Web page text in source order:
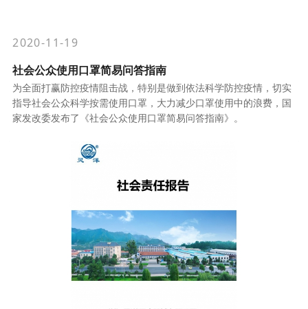
2020-11-19
社会公众使用口罩简易问答指南
为全面打赢防控疫情阻击战，特别是做到依法科学防控疫情，切实
指导社会公众科学按需使用口罩，大力减少口罩使用中的浪费，国
家发改委发布了《社会公众使用口罩简易问答指南》。